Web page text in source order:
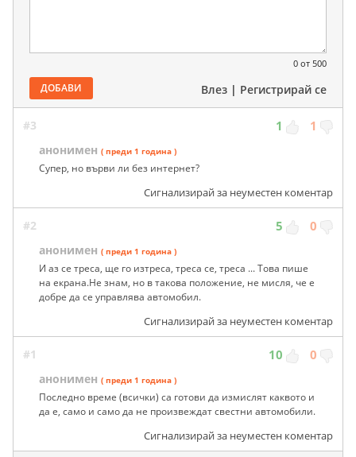
0 от 500
ДОБАВИ Влез | Регистрирай се
#3 1 1
анонимен ( преди 1 година )
Супер, но върви ли без интернет?
Сигнализирай за неуместен коментар
#2 5 0
анонимен ( преди 1 година )
И аз се треса, ще го изтреса, треса се, треса ... Това пише
на екрана.Не знам, но в такова положение, не мисля, че е
добре да се управлява автомобил.
Сигнализирай за неуместен коментар
#1 10 0
анонимен ( преди 1 година )
Последно време (всички) са готови да измислят каквото и
да е, само и само да не произвеждат свестни автомобили.
Сигнализирай за неуместен коментар